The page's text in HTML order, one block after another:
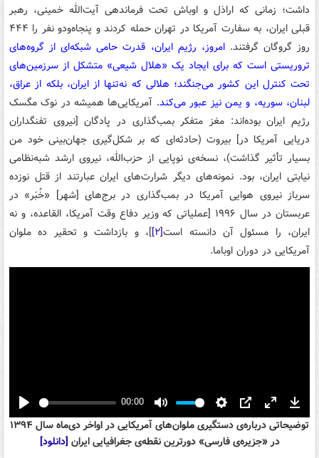
داشت؛ زمانی که اراذل و اوباش تحت فرماندهی آیت‌الله خمینی، رهبر
قبلی ایران، به سفارت آمریکا در تهران حمله کردند و پنجاه‌ودو نفر را ۴۴۴
روز گروگان گرفتند.امروز، رژیم ایران، قدرت حامی شبکه‌ای از گروه‌های
تروریستی است که برای ایجاد یک «هلال شیعی» متشکل از سرزمین‌های
تحت کنترل این کشور می‌جنگند؛ هلالی که نه‌تنها از ایران، بلکه از عراق،
لبنان، سوریه، و یمن نیز عبور می‌کند. آمریکایی‌ها همیشه در نوک مگسک
رژیم ایران بوده‌اند: مغز متفکر بمب‌گذاری در پادگان [نیروی تفنگداران
دریایی آمریکا در] بیروت (حادثه‌ای که بر شکل‌گیری جهان‌بینی خود من
بسیار تأثیر گذاشت)، نسخه‌ی نوپایی از حزب‌الله، نیروی ارشد شبه‌نظامی
نیابتی ایران، بود. نمونه‌های دیگر شرارت‌های ایران عبارتند از قتل نوزده
سرباز نیروی هوایی آمریکا در بمب‌گذاری در برج‌های [شهر] «خُبَر» در
عربستان در سال ۱۹۹۶ [عملیاتی که وزیر دفاع وقت آمریکا، القاعده، و نه
ایران، را مسئول آن دانسته است[۲]]، و بازداشت و تحقیر ده ملوان
آمریکایی در دوران اوباما.
Play
00:00
Mute Settings
PIP Enter
fullscreen
توضیحاتی درباره‌ی دستگیری ملوان‌های آمریکایی در اواخر دی‌ماه سال ۱۳۹۴
در «جزیره‌ی فارسی» دورترین نقطه‌ی جغرافیایی ایران [دانلود]